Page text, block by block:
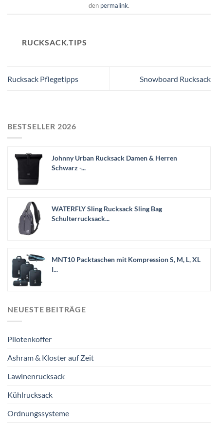
den permalink.
RUCKSACK.TIPS
Rucksack Pflegetipps Snowboard Rucksack
BESTSELLER 2026
Johnny Urban Rucksack Damen & Herren
Schwarz -...
WATERFLY Sling Rucksack Sling Bag
Schulterrucksack...
MNT10 Packtaschen mit Kompression S, M, L, XL
I...
NEUESTE BEITRÄGE
Pilotenkoffer
Ashram & Kloster auf Zeit
Lawinenrucksack
Kühlrucksack
Ordnungssysteme